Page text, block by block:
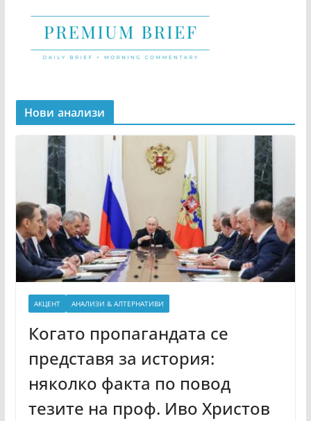
Нови анализи
АКЦЕНТ АНАЛИЗИ & АЛТЕРНАТИВИ
Когато пропагандата се
представя за история:
няколко факта по повод
тезите на проф. Иво Христов